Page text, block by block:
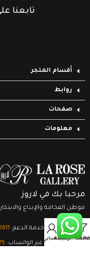
تابعنا
أقسام المتجر
روابط
صفحات
معلومات
مرحبا بك في لاروز
موطن الفخامة والإبداع والابتكار
تواصل مع خدمة الدعم:
الدعم الفني عبر الواتساب:
قائمة الرغبات
0
السلةحسابي